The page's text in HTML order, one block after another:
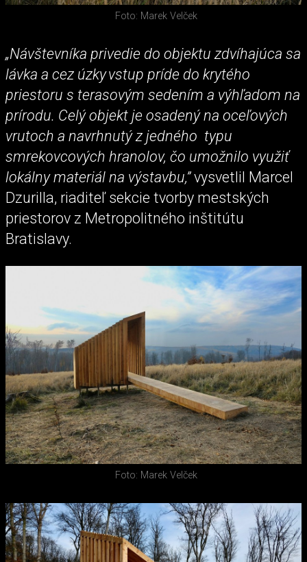
Foto: Marek Velček
„Návštevníka privedie do objektu zdvíhajúca sa
lávka a cez úzky vstup príde do krytého
priestoru s terasovým sedením a výhľadom na
prírodu. Celý objekt je osadený na oceľových
vrutoch a navrhnutý z jedného typu
smrekovcových hranolov, čo umožnilo využiť
lokálny materiál na výstavbu,”vysvetlil Marcel
Dzurilla, riaditeľ sekcie tvorby mestských
priestorov z Metropolitného inštitútu
Bratislavy.
Foto: Marek Velček